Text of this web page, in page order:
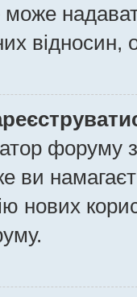
відносин,
форуму
ви
нових